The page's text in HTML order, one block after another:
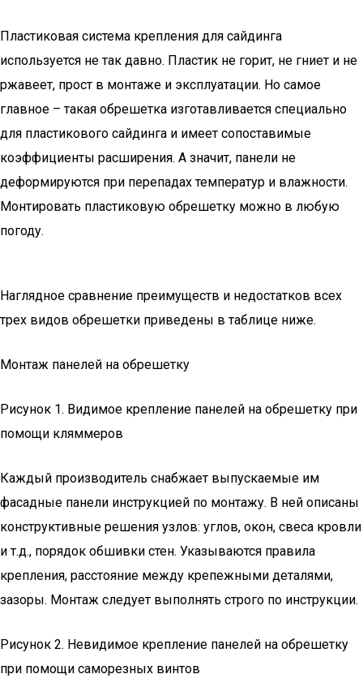
Пластиковая система крепления для сайдинга
используется не так давно. Пластик не горит, не гниет и не
ржавеет, прост в монтаже и эксплуатации. Но самое
главное – такая обрешетка изготавливается специально
для пластикового сайдинга и имеет сопоставимые
коэффициенты расширения. А значит, панели не
деформируются при перепадах температур и влажности.
Монтировать пластиковую обрешетку можно в любую
погоду.
Наглядное сравнение преимуществ и недостатков всех
трех видов обрешетки приведены в таблице ниже.
Монтаж панелей на обрешетку
Рисунок 1. Видимое крепление панелей на обрешетку при
помощи кляммеров
Каждый производитель снабжает выпускаемые им
фасадные панели инструкцией по монтажу. В ней описаны
конструктивные решения узлов: углов, окон, свеса кровли
и т.д., порядок обшивки стен. Указываются правила
крепления, расстояние между крепежными деталями,
зазоры. Монтаж следует выполнять строго по инструкции.
Рисунок 2. Невидимое крепление панелей на обрешетку
при помощи саморезных винтов